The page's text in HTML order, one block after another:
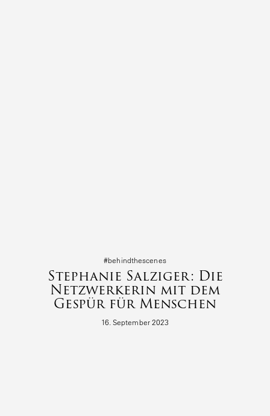
#behind­the­s­cenes
Stephanie Salziger: Die
Netzwerkerin mit dem
Gespür für Menschen
16. September 2023